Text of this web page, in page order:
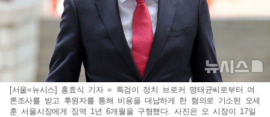
[서울=뉴시스] 홍효식 기자 = 특검이 정치 브로커 명태균씨로부터 여
론조사를 받고 후원자를 통해 비용을 대납하게 한 혐의로 기소된 오세
훈 서울시장에게 징역 1년 6개월을 구형했다. 사진은 오 시장이 17일